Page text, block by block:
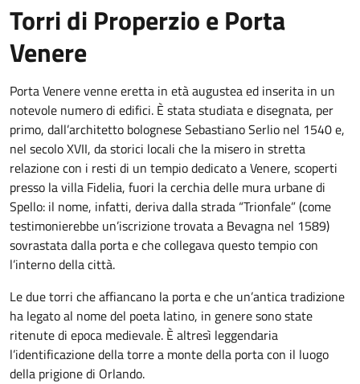
Torri di Properzio e Porta
Venere
Porta Venere venne eretta in età augustea ed inserita in un
notevole numero di edifici. È stata studiata e disegnata, per
primo, dall’architetto bolognese Sebastiano Serlio nel 1540 e,
nel secolo XVII, da storici locali che la misero in stretta
relazione con i resti di un tempio dedicato a Venere, scoperti
presso la villa Fidelia, fuori la cerchia delle mura urbane di
Spello: il nome, infatti, deriva dalla strada “Trionfale” (come
testimonierebbe un’iscrizione trovata a Bevagna nel 1589)
sovrastata dalla porta e che collegava questo tempio con
l’interno della città.
Le due torri che affiancano la porta e che un’antica tradizione
ha legato al nome del poeta latino, in genere sono state
ritenute di epoca medievale. È altresì leggendaria
l’identificazione della torre a monte della porta con il luogo
della prigione di Orlando.